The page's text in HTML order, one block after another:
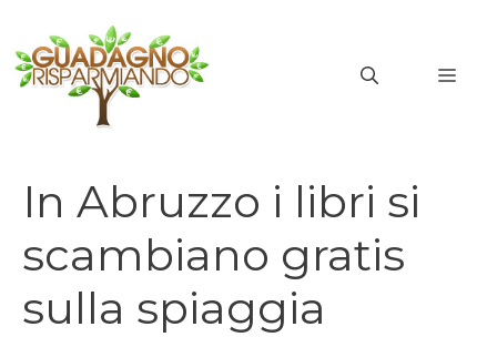
contenuto
In Abruzzo i libri si
scambiano gratis
sulla spiaggia